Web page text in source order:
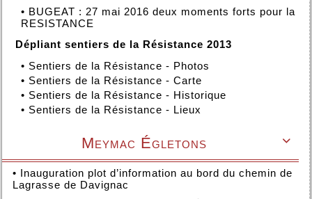
• BUGEAT : 27 mai 2016 deux moments forts pour la
RESISTANCE
Dépliant sentiers de la Résistance 2013
• Sentiers de la Résistance - Photos
• Sentiers de la Résistance - Carte
• Sentiers de la Résistance - Historique
• Sentiers de la Résistance - Lieux

Meymac Égletons
• Inauguration plot d’information au bord du chemin de
Lagrasse de Davignac